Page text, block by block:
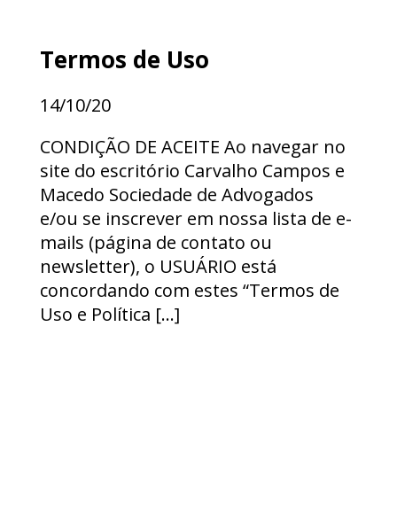
AUXILIAR ADMINISTRATIVO 2026
VAGA SECRETARIA 2026
Termos de Uso
14/10/20
CONDIÇÃO DE ACEITE Ao navegar no
site do escritório Carvalho Campos e
Macedo Sociedade de Advogados
e/ou se inscrever em nossa lista de e-
mails (página de contato ou
newsletter), o USUÁRIO está
concordando com estes “Termos de
Uso e Política […]